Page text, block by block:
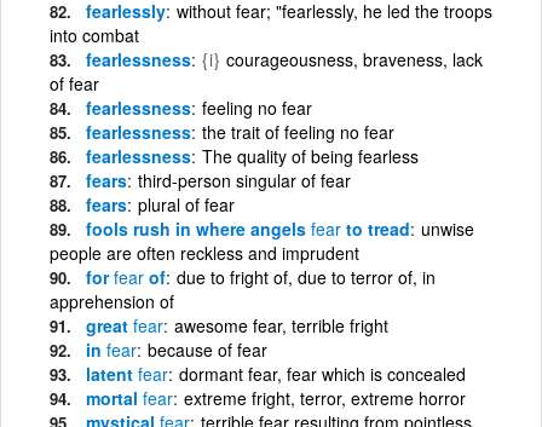
fearlessly without fear; "fearlessly, he led the troops
into combat
fearlessness {i} courageousness, braveness, lack
of fear
fearlessness feeling no fear
fearlessness the trait of feeling no fear
fearlessness The quality of being fearless
fears third-person singular of fear
fears plural of fear
fools rush in where angels fear to tread unwise
people are often reckless and imprudent
forfear of due to fright of, due to terror of, in
apprehension of
great fear awesome fear, terrible fright
in fear because of fear
latent fear dormant fear, fear which is concealed
mortal fear extreme fright, terror, extreme horror
mystical fear terrible fear resulting from pointless